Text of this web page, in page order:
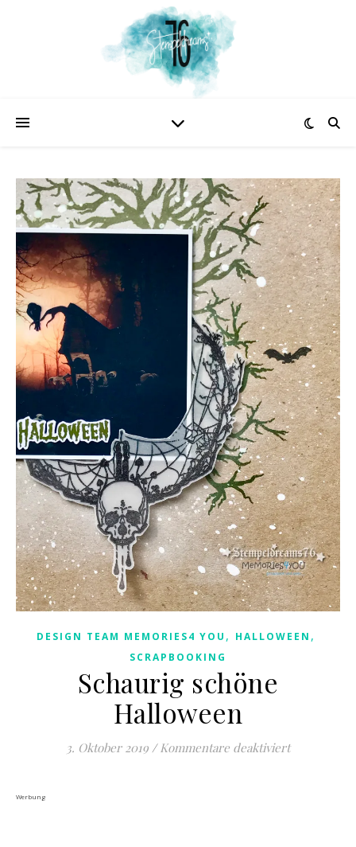
DESIGN TEAM MEMORIES4 YOU , HALLOWEEN ,
SCRAPBOOKING
Schaurig schöne
Halloween
3. Oktober 2019 / Kommentare deaktiviertfür
Werbung